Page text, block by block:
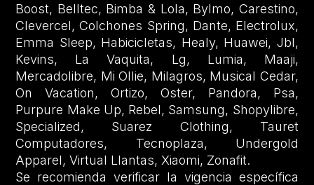
Boost, Belltec, Bimba & Lola, Bylmo, Carestino,
Clevercel, Colchones Spring, Dante, Electrolux,
Emma Sleep, Habicicletas, Healy, Huawei, Jbl,
Kevins, La Vaquita, Lg, Lumia, Maaji,
Mercadolibre, Mi Ollie, Milagros, Musical Cedar,
On Vacation, Ortizo, Oster, Pandora, Psa,
Purpure Make Up, Rebel, Samsung, Shopylibre,
Specialized, Suarez Clothing, Tauret
Computadores, Tecnoplaza, Undergold
Apparel, Virtual Llantas, Xiaomi, Zonafit.
Se recomienda verificar la vigencia específica